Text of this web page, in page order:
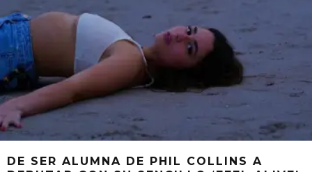
DE SER ALUMNA DE PHIL COLLINS A